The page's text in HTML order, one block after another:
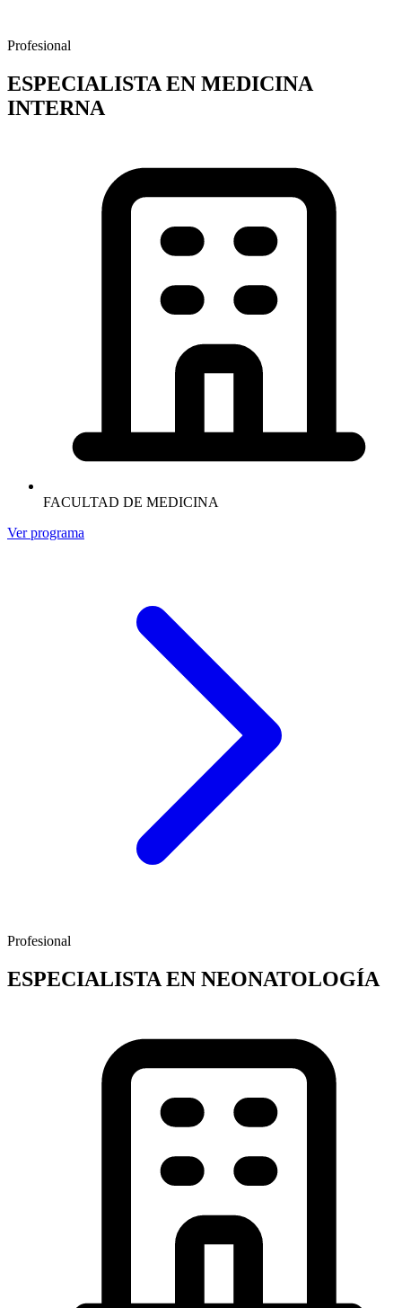
Profesional
ESPECIALISTA EN MEDICINA
INTERNA
FACULTAD DE MEDICINA
Ver programa
Profesional
ESPECIALISTA EN NEONATOLOGÍA